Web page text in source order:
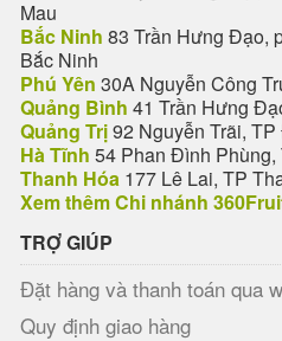
Mau
Bắc Ninh 83 Trần Hưng Đạo,
Bắc Ninh
Phú Yên 30A Nguyễn Công
Quảng Bình 41 Trần Hưng
Quảng Trị92 Nguyễn Trãi,
Hà Tĩnh 54 Phan Đình Phùng,
Thanh Hóa 177 Lê Lai, TP
Xem thêm Chi nhánh
TRỢ GIÚP
Đặt hàng và thanh toán qua
Quy định giao hàng